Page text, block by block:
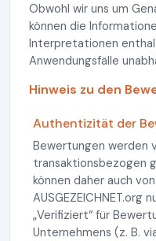
Obwohl wir uns um
können die
Interpretationen
Anwendungsfälle
Hinweis zu den
Authentizität der
Bewertungen werden
transaktionsbezogen
können daher auch
AUSGEZEICHNET.org
„Verifiziert“ für
Unternehmens (z. B.